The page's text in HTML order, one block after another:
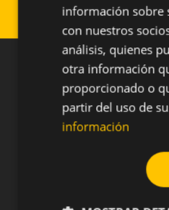
información sobre
con nuestros
análisis, quienes
otra información
proporcionado o
partir del uso de
información